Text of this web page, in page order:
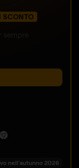
nell'autunno 2026